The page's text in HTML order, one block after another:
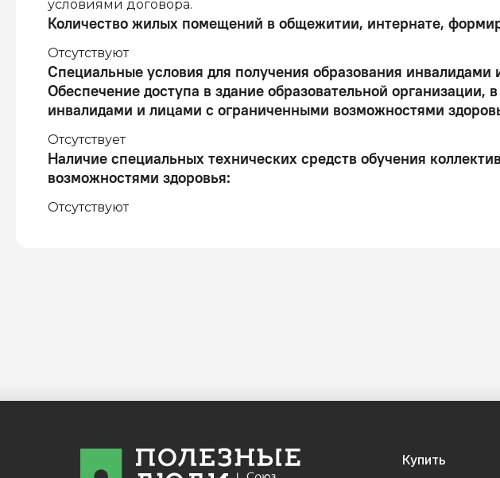
условиями договора.
Количество жилых помещений в общежитии, интернате,
Отсутствуют
Специальные условия для получения образования
Обеспечение доступа в здание образовательной
инвалидами и лицами с ограниченными возможностями
Отсутствует
Наличие специальных технических средств обучения
возможностями здоровья:
Отсутствуют
Купить